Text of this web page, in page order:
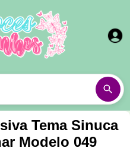
Tema Sinuca
Modelo 049